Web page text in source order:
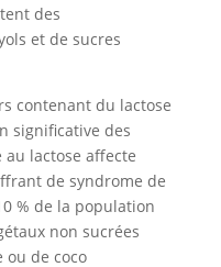
des
et de sucres
contenant du lactose
significative des
au lactose affecte
de syndrome de
% de la population
non sucrées
ou de coco